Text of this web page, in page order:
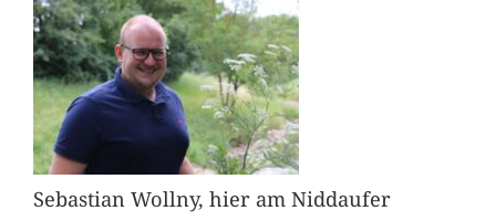
Sebastian Wollny, hier am Niddaufer